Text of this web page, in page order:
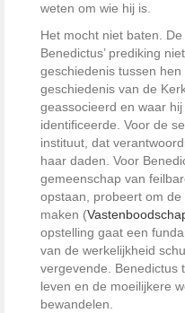
weten om wie hij is.
Het mocht niet baten.
Benedictus’ prediking
geschiedenis tussen
geschiedenis van de
geassocieerd en waar
identificeerde. Voor de
instituut, dat
haar daden. Voor
gemeenschap van
opstaan, probeert om
maken (
opstelling gaat een
van de werkelijkheid
vergevende. Benedictus
leven en de moeilijkere
bewandelen.